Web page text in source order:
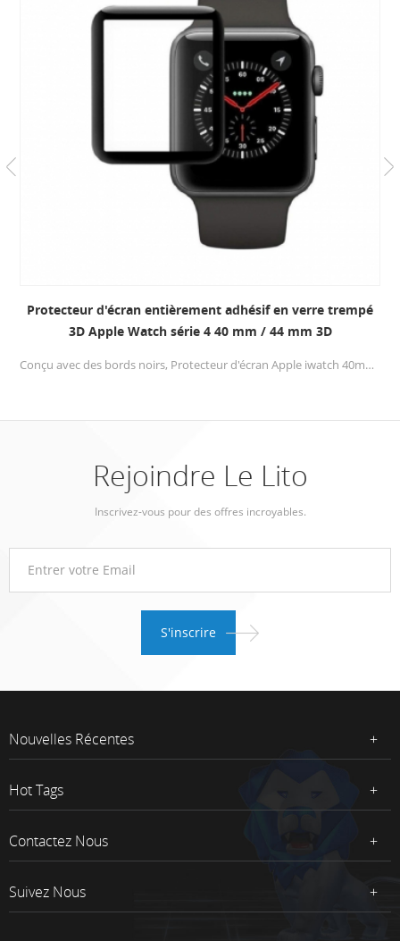
Protecteur d'écran entièrement adhésif en verre trempé
3D Apple Watch série 4 40 mm / 44 mm 3D
Conçu avec des bords noirs, Protecteur d'écran Apple iwatch 40mm / 44mm ne couvre que l’écran de 98% de la surface en raison d’une protection contre les bords blancs
Rejoindre Le Lito
Inscrivez-vous pour des offres incroyables.
Nouvelles Récentes
Hot Tags
Contactez Nous
Suivez Nous